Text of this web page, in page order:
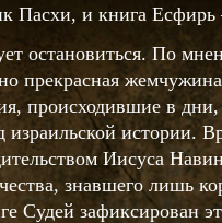
Пасхи, и книга
остановиться. По
прекрасная
происходившие в
истории.
Иисуса
знавшего лишь
Судей зафиксирован